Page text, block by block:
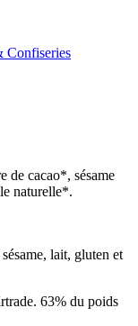
Confiseries
de cacao*, sésame
naturelle*.
lait, gluten et
63% du poids